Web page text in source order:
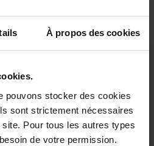
À propos des cookies
pouvons stocker des cookies
sont strictement nécessaires
Pour tous les autres types
de votre permission.
MERCEDES-BENZ